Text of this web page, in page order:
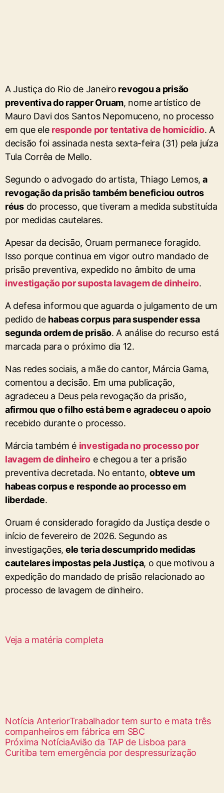
A Justiça do Rio de Janeiro revogou a prisão
preventiva do rapper Oruam, nome artístico de
Mauro Davi dos Santos Nepomuceno, no processo
em que ele responde por tentativa de homicídio. A
decisão foi assinada nesta sexta-feira (31) pela juíza
Tula Corrêa de Mello.
Segundo o advogado do artista, Thiago Lemos, a
revogação da prisão também beneficiou outros
réusdo processo, que tiveram a medida substituída
por medidas cautelares.
Apesar da decisão, Oruam permanece foragido.
Isso porque continua em vigor outro mandado de
prisão preventiva, expedido no âmbito de uma
investigação por suposta lavagem de dinheiro.
A defesa informou que aguarda o julgamento de um
pedido de habeas corpus para suspender essa
segunda ordem de prisão. A análise do recurso está
marcada para o próximo dia 12.
Nas redes sociais, a mãe do cantor, Márcia Gama,
comentou a decisão. Em uma publicação,
agradeceu a Deus pela revogação da prisão,
afirmou que o filho está bem e agradeceu o apoio
recebido durante o processo.
Márcia também é investigada no processo por
lavagem de dinheiroe chegou a ter a prisão
preventiva decretada. No entanto, obteve um
habeas corpus e responde ao processo em
liberdade.
Oruam é considerado foragido da Justiça desde o
início de fevereiro de 2026. Segundo as
investigações, ele teria descumprido medidas
cautelares impostas pela Justiça, o que motivou a
expedição do mandado de prisão relacionado ao
processo de lavagem de dinheiro.
Veja a matéria completa
Notícia AnteriorTrabalhador tem surto e mata três
companheiros em fábrica em SBC
Próxima NotíciaAvião da TAP de Lisboa para
Curitiba tem emergência por despressurização